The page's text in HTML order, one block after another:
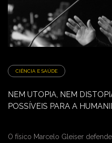
CIÊNCIA E SAÚDE
NEM UTOPIA, NEM
POSSÍVEIS PARA A
O físico Marcelo Gleiser